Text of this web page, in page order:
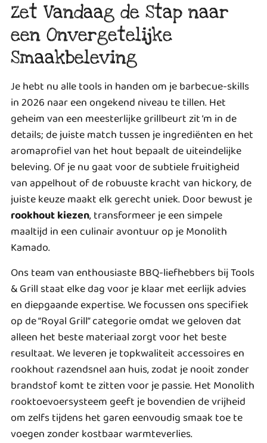
Zet Vandaag de Stap naar
een Onvergetelijke
Smaakbeleving
Je hebt nu alle tools in handen om je barbecue-skills
in 2026 naar een ongekend niveau te tillen. Het
geheim van een meesterlijke grillbeurt zit ‘m in de
details; de juiste match tussen je ingrediënten en het
aromaprofiel van het hout bepaalt de uiteindelijke
beleving. Of je nu gaat voor de subtiele fruitigheid
van appelhout of de robuuste kracht van hickory, de
juiste keuze maakt elk gerecht uniek. Door bewust je
rookhout kiezen, transformeer je een simpele
maaltijd in een culinair avontuur op je Monolith
Kamado.
Ons team van enthousiaste BBQ-liefhebbers bij Tools
& Grill staat elke dag voor je klaar met eerlijk advies
en diepgaande expertise. We focussen ons specifiek
op de “Royal Grill” categorie omdat we geloven dat
alleen het beste materiaal zorgt voor het beste
resultaat. We leveren je topkwaliteit accessoires en
rookhout razendsnel aan huis, zodat je nooit zonder
brandstof komt te zitten voor je passie. Het Monolith
rooktoevoersysteem geeft je bovendien de vrijheid
om zelfs tijdens het garen eenvoudig smaak toe te
voegen zonder kostbaar warmteverlies.